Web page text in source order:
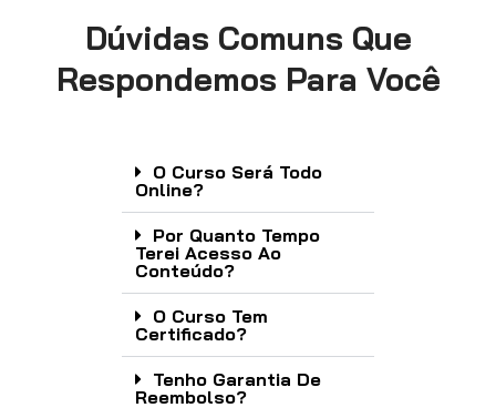
Dúvidas Comuns Que
Respondemos Para Você
O Curso Será Todo
Online?
Por Quanto Tempo
Terei Acesso Ao
Conteúdo?
O Curso Tem
Certificado?
Tenho Garantia De
Reembolso?